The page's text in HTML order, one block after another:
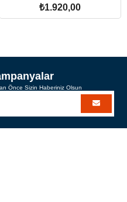
₺1.920,00
Önce Sizin Haberiniz Olsun